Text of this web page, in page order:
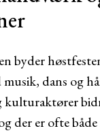
byder
musik, dans og
kulturaktører
der er ofte